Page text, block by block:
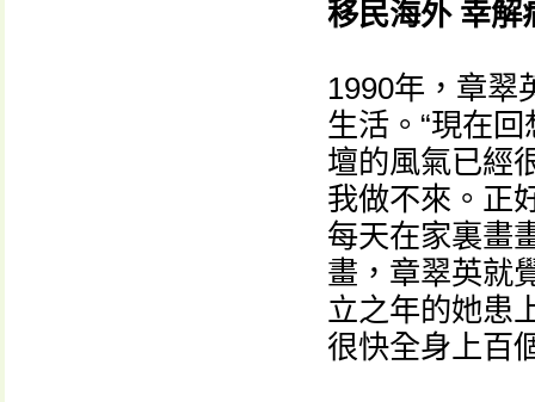
移民海外 幸解
1990年，章翠
生活。“現在
壇的風氣已經
我做不來。正
每天在家裏畫
畫，章翠英就
立之年的她患
很快全身上百